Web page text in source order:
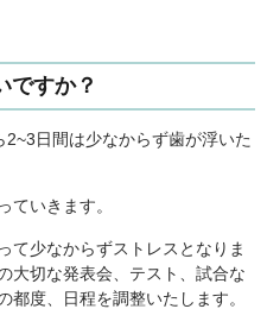
ですか？
日間は少なからず歯が浮いた
ていきます。
て少なからずストレスとなりま
大切な発表会、テスト、試合な
都度、日程を調整いたします。